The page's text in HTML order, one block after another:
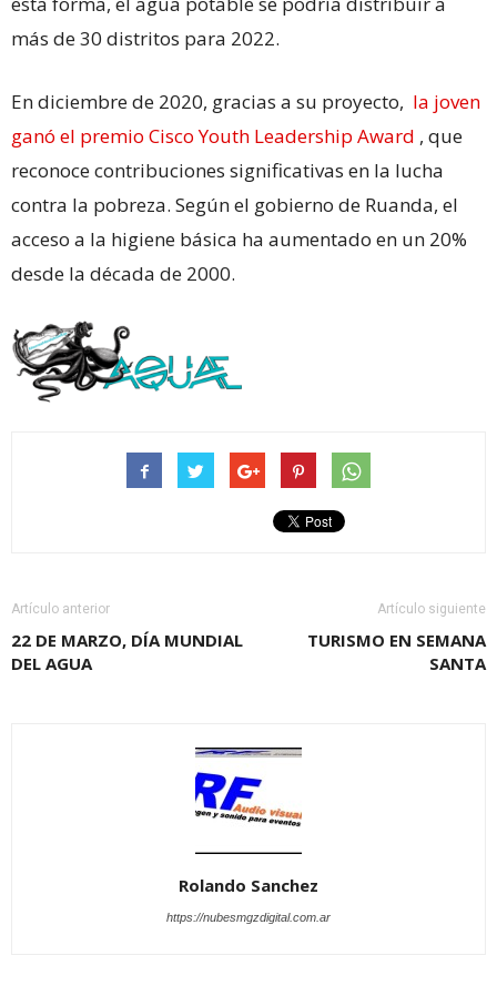
más de 30 distritos para 2022.
En diciembre de 2020, gracias a su proyecto, la joven
ganó el premio Cisco Youth Leadership Award , que
reconoce contribuciones significativas en la lucha
contra la pobreza. Según el gobierno de Ruanda, el
acceso a la higiene básica ha aumentado en un 20%
desde la década de 2000.
Artículo anterior
22 DE MARZO, DÍA MUNDIAL
DEL AGUA
Artículo siguiente
TURISMO EN SEMANA
SANTA
Rolando Sanchez
https://nubesmgzdigital.com.ar